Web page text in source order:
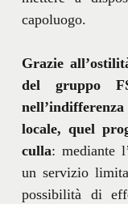
capoluogo.
Grazie
del gruppo
locale, quel
culla: mediante
un servizio
possibilità di